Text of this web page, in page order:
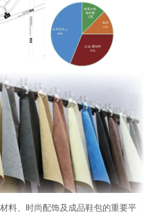
料、时尚配饰及成品鞋包的重要平